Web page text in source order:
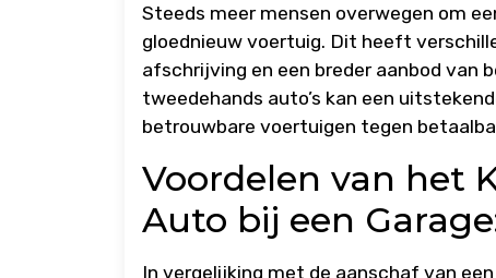
Steeds meer mensen overwegen om
gloednieuw voertuig. Dit heeft
afschrijving en een breder aanbod van
tweedehands auto’s kan een
betrouwbare voertuigen tegen
Voordelen van het
Auto bij een
In vergelijking met de aanschaf van